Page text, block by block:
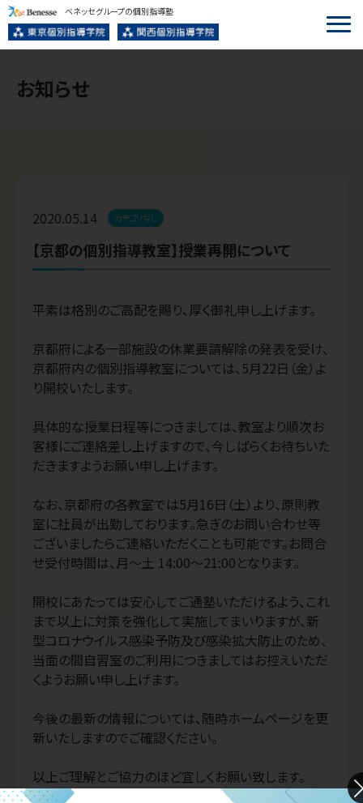
ベネッセグループの個別指導塾
お知らせ
2020.05.14 カテゴリなし
【京都の個別指導教室】授業再開について
平素は格別のご高配を賜り、厚く御礼申し上げます。
京都府による一部施設の休業要請解除の発表を受け、
京都府内の個別指導教室については、5月22日（金）よ
り開校いたします。
具体的な授業日程等につきましては、教室より順次お
客様にご連絡差し上げますので、今しばらくお待ちいた
だきますようお願い申し上げます。
なお、京都府の各教室では5月16日（土）より、原則教
室に社員が出勤しております。急ぎのお問い合わせ等
ございましたらご連絡いただくことも可能です。お問合
せ受付時間は、月～土 14:00～21:00となります。
開校にあたっては安心してご通塾いただけるよう、これ
まで以上に対策を強化して実施してまいりますが、新
型コロナウイルス感染予防及び感染拡大防止のため、
当面の間自習室のご利用につきましてはお控えいただ
くようお願い申し上げます。
今後の最新の情報については、随時ホームページを更
新いたしますのでご確認ください。
以上ご理解とご協力のほど宜しくお願い致します。